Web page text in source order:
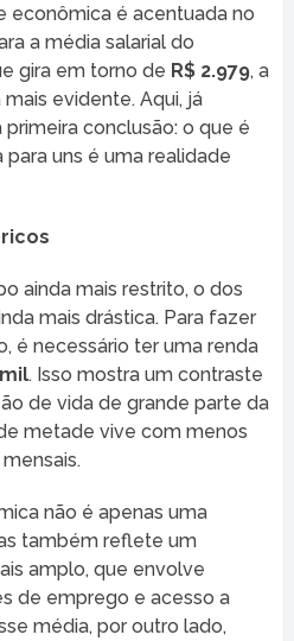
econômica é acentuada no
a média salarial do
gira em torno de R$ 2.979, a
evidente. Aqui, já
conclusão: o que é
uns é uma realidade
ainda mais restrito, o dos
mais drástica. Para fazer
é necessário ter uma renda
. Isso mostra um contraste
de vida de grande parte da
metade vive com menos
não é apenas uma
também reflete um
amplo, que envolve
de emprego e acesso a
média, por outro lado,